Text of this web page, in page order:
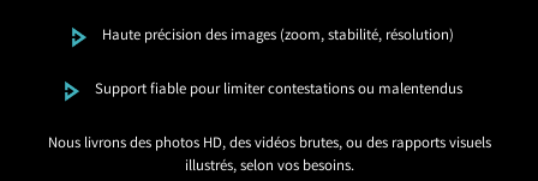
Haute précision des images (zoom, stabilité, résolution)
Support fiable pour limiter contestations ou malentendus
Nous livrons des photos HD, des vidéos brutes, ou des rapports visuels
illustrés, selon vos besoins.